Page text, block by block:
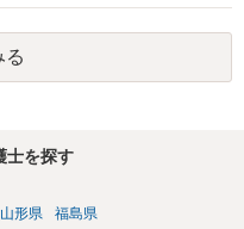
る
士を探す
山形県 福島県